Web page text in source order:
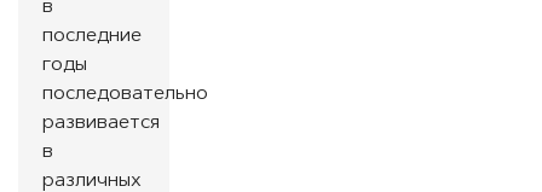
в
последние
годы
последовательно
развивается
в
различных